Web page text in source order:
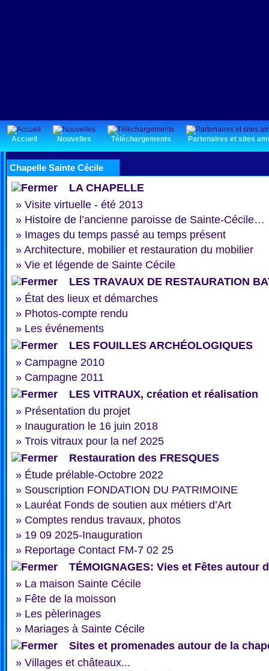
Accueil Nouvelles Téléchargements Partenaires et sites
Chapelle Sainte Cécile
LA CHAPELLE
» Visite virtuelle - été 2013
» Histoire de l’ancienne paroisse de Sainte-Cécile…
» Images du temps passé au temps présent
» Architecture, mobilier et restauration du mobilier
» Vie et légende de Sainte Cécile
LES TRAVAUX DE RESTAURATION
» État des lieux et démarches
» Photos-compte rendu
» Les événements
LES FOUILLES ARCHÉOLOGIQUES
» Campagne 2010
» Campagne 2011
LES VITRAUX, création et réalisation
» Présentation du projet
» Inauguration le 16 juin 2018
» Trois vitraux pour la nef 2025
Restauration des FRESQUES
» Étude prélable-Octobre 2022
» Souscription FONDATION DU PATRIMOINE
» Lauréat Fonds de soutien aux métiers d’Art
» Comptes rendus travaux, photos
» 19 09 2025-Inauguration
» Reportage Contact FM-7 02 25
TÉMOIGNAGES: Vies et Fêtes autour
» La maison Sainte Cécile
» Fête de la moisson
» Les pèlerinages
» Mariages à Sainte Cécile
Sites et promenades autour de la
» Villages et châteaux...